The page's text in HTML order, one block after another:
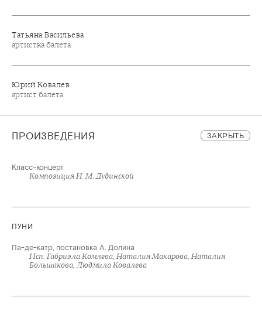
Татьяна Васильева
артистка балета
Юрий Ковалев
артист балета
ПРОИЗВЕДЕНИЯ ЗАКРЫТЬ
Класс-концерт
Композиция Н. М. Дудинской
ПУНИ
Па-де-катр, постановка А. Долина
Исп. Габриэла Комлева, Наталия Макарова, Наталия
Большакова, Людмила Ковалева